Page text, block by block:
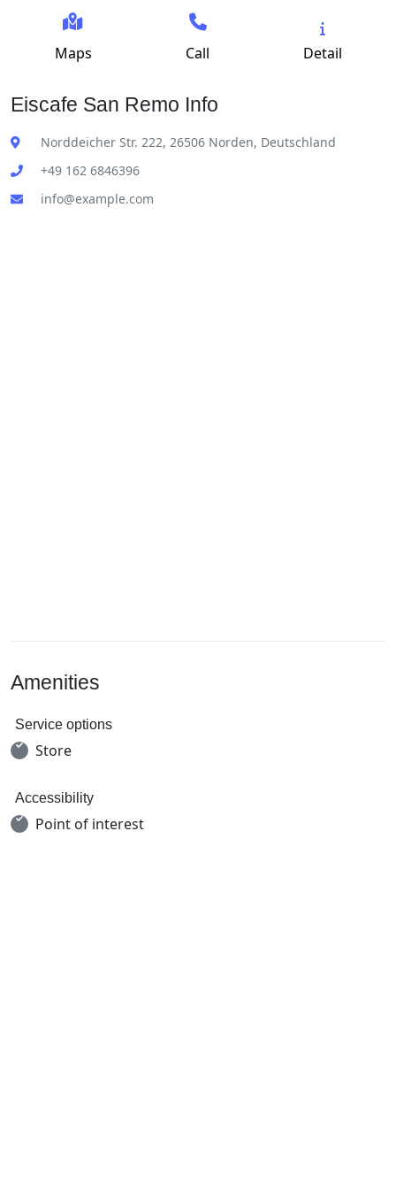
Maps Call Detail
Eiscafe San Remo Info
Norddeicher Str. 222, 26506 Norden, Deutschland
+49 162 6846396
info@example.com
Amenities
Service options
Store
Accessibility
Point of interest